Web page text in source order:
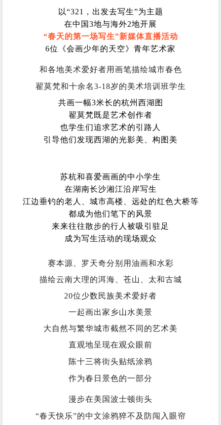
以“321，出发去写生”为主题
在中国3地与海外2地开展
“春天的第一场写生”新媒体直播活动
6位《会画少年的天空》青年艺术家
和各地美术爱好者用画笔描绘城市春色
翟莫梵和十余名3-18岁的美术培训班学生
共画一幅3米长的杭州西湖图
翟莫梵既是艺术创作者
也学生们追求艺术的引路人
引导他们发现西湖的光影美、构图美
苏杭和喜爱画画的中小学生
在湖南长沙湘江沿岸写生
江边垂钓的老人、城市高楼、远处的红色大桥等
都成为他们笔下的风景
来来往往散步的行人被吸引驻足
成为写生活动的现场观众
赛本源、罗天奇分别用油画和水彩
描绘云南大理的洱海、苍山、太和古城
20位少数民族美术爱好者
一起画出家乡山水美景
大自然与繁华城市截然不同的艺术美
直观地呈现在观众眼前
陈十三将街头贴纸涂鸦
作为春日景色的一部分
漫步在美国波士顿街头
“春天快乐”的中文涂鸦猝不及防闯入眼帘